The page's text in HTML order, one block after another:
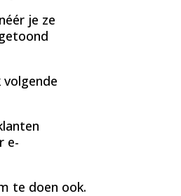
je ze
e-
te doen ook.